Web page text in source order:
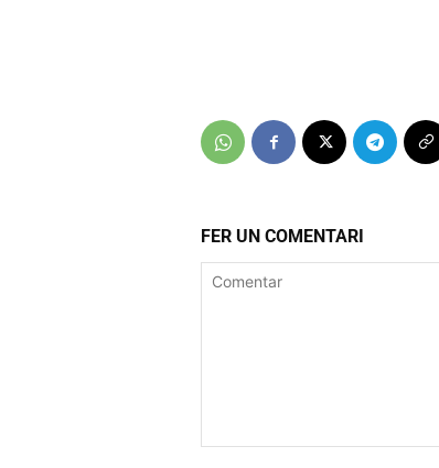
FER UN COMENTARI